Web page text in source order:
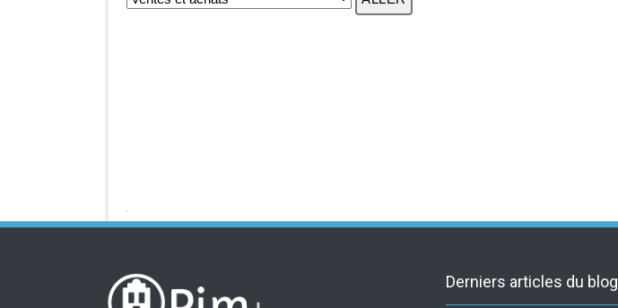
Derniers articles du blog